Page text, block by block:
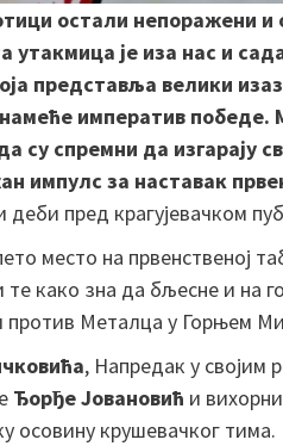
остали непоражени и
је иза нас и
представља велики
намеће императив
су спремни да изгарају
импулс за наставак
деби пред крагујевачком
место на првенственој
те како зна да бљесне и на
против Металца у Горњем
, Напредак у својим
Ђорђе Јовановић и вихорни
осовину крушевачког тима.